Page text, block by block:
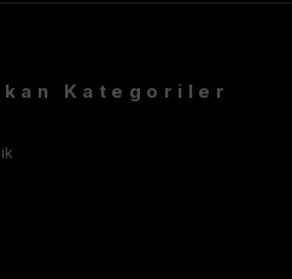
Kategoriler